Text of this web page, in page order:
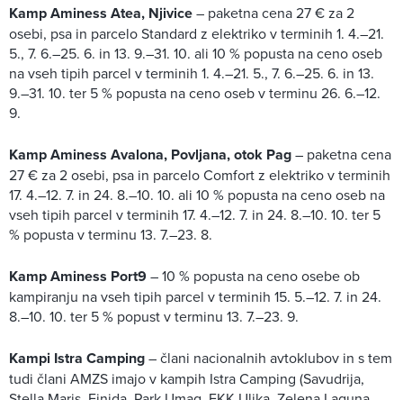
Kamp Aminess Atea, Njivice– paketna cena 27 € za 2
osebi, psa in parcelo Standard z elektriko v terminih 1. 4.–21.
5., 7. 6.–25. 6. in 13. 9.–31. 10. ali 10 % popusta na ceno oseb
na vseh tipih parcel v terminih 1. 4.–21. 5., 7. 6.–25. 6. in 13.
9.–31. 10. ter 5 % popusta na ceno oseb v terminu 26. 6.–12.
9.
Kamp Aminess Avalona, Povljana, otok Pag– paketna cena
27 € za 2 osebi, psa in parcelo Comfort z elektriko v terminih
17. 4.–12. 7. in 24. 8.–10. 10. ali 10 % popusta na ceno oseb na
vseh tipih parcel v terminih 17. 4.–12. 7. in 24. 8.–10. 10. ter 5
% popusta v terminu 13. 7.–23. 8.
Kamp Aminess Port9– 10 % popusta na ceno osebe ob
kampiranju na vseh tipih parcel v terminih 15. 5.–12. 7. in 24.
8.–10. 10. ter 5 % popust v terminu 13. 7.–23. 9.
Kampi Istra Camping– člani nacionalnih avtoklubov in s tem
tudi člani AMZS imajo v kampih Istra Camping (Savudrija,